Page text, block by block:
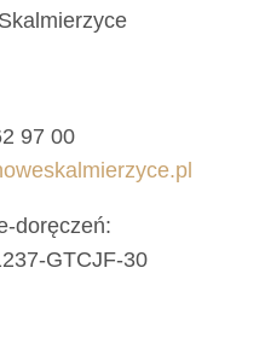
97 00
doręczeń:
GTCJF-30